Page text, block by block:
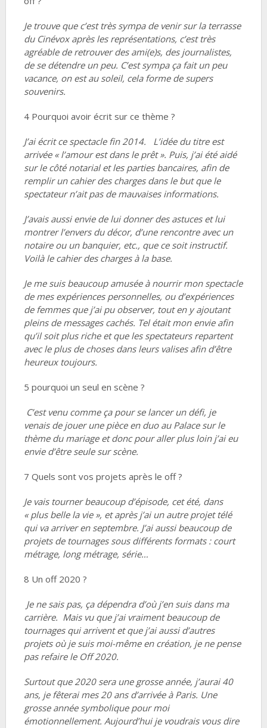
Je trouve que c’est très sympa de venir sur la terrasse
du Cinévox après les représentations, c’est très
agréable de retrouver des ami(e)s, des journalistes,
de se détendre un peu. C’est sympa ça fait un peu
vacance, on est au soleil, cela forme de supers
souvenirs.
4 Pourquoi avoir écrit sur ce thème ?
J’ai écrit ce spectacle fin 2014. L’idée du titre est
arrivée « l’amour est dans le prêt ». Puis, j’ai été aidé
sur le côté notarial et les parties bancaires, afin de
remplir un cahier des charges dans le but que le
spectateur n’ait pas de mauvaises informations.
J’avais aussi envie de lui donner des astuces et lui
montrer l’envers du décor, d’une rencontre avec un
notaire ou un banquier, etc., que ce soit instructif.
Voilà le cahier des charges à la base.
Je me suis beaucoup amusée à nourrir mon spectacle
de mes expériences personnelles, ou d’expériences
de femmes que j’ai pu observer, tout en y ajoutant
pleins de messages cachés. Tel était mon envie afin
qu’il soit plus riche et que les spectateurs repartent
avec le plus de choses dans leurs valises afin d’être
heureux toujours.
5 pourquoi un seul en scène ?
C’est venu comme ça pour se lancer un défi, je
venais de jouer une pièce en duo au Palace sur le
thème du mariage et donc pour aller plus loin j’ai eu
envie d’être seule sur scène.
7 Quels sont vos projets après le off ?
Je vais tourner beaucoup d’épisode, cet été, dans
« plus belle la vie », et après j’ai un autre projet télé
qui va arriver en septembre. J’ai aussi beaucoup de
projets de tournages sous différents formats : court
métrage, long métrage, série…
8 Un off 2020 ?
Je ne sais pas, ça dépendra d’où j’en suis dans ma
carrière. Mais vu que j’ai vraiment beaucoup de
tournages qui arrivent et que j’ai aussi d’autres
projets où je suis moi-même en création, je ne pense
pas refaire le Off 2020.
Surtout que 2020 sera une grosse année, j’aurai 40
ans, je fêterai mes 20 ans d’arrivée à Paris. Une
grosse année symbolique pour moi
émotionnellement. Aujourd’hui je voudrais vous dire